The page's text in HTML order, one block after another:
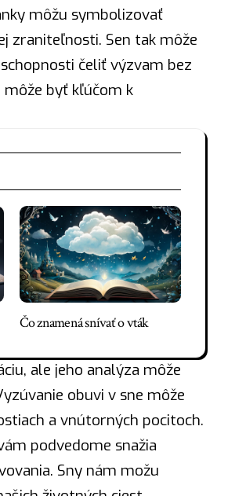
môžu symbolizovať
zraniteľnosti. Sen tak môže
čeliť výzvam bez
byť kľúčom k
Čo znamená snívať o vták
ale jeho analýza môže
obuvi v sne môže
a vnútorných pocitoch.
podvedome snažia
Sny nám možu